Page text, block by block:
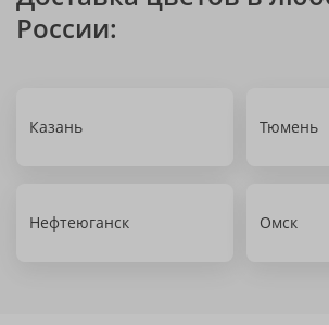
России:
Казань Тюмень
Нефтеюганск Омск